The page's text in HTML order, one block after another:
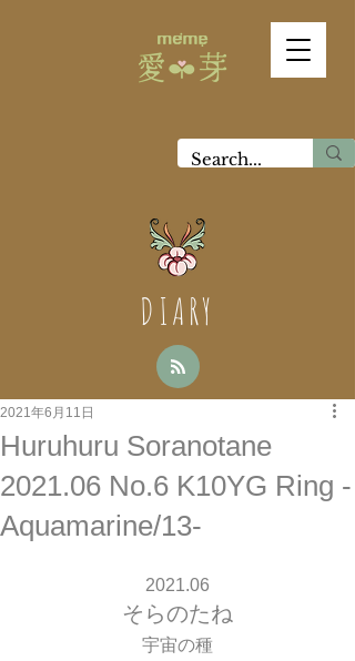
DIARY
Huruhuru Soranotane
2021.06 No.6 K10YG Ring -
Aquamarine/13-
2021年6月11日
2021.06
そらのたね
宇宙の種